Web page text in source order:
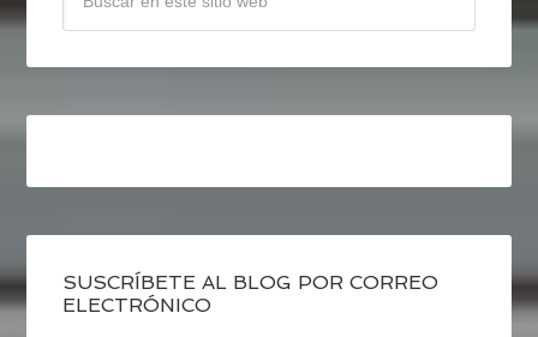
SUSCRÍBETE AL BLOG POR CORREO
ELECTRÓNICO